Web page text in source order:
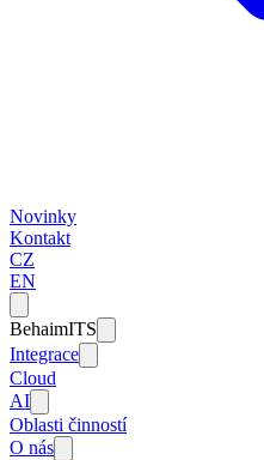
Novinky
Kontakt
CZ
EN
BehaimITS
Integrace
Cloud
AI
Oblasti činností
O nás